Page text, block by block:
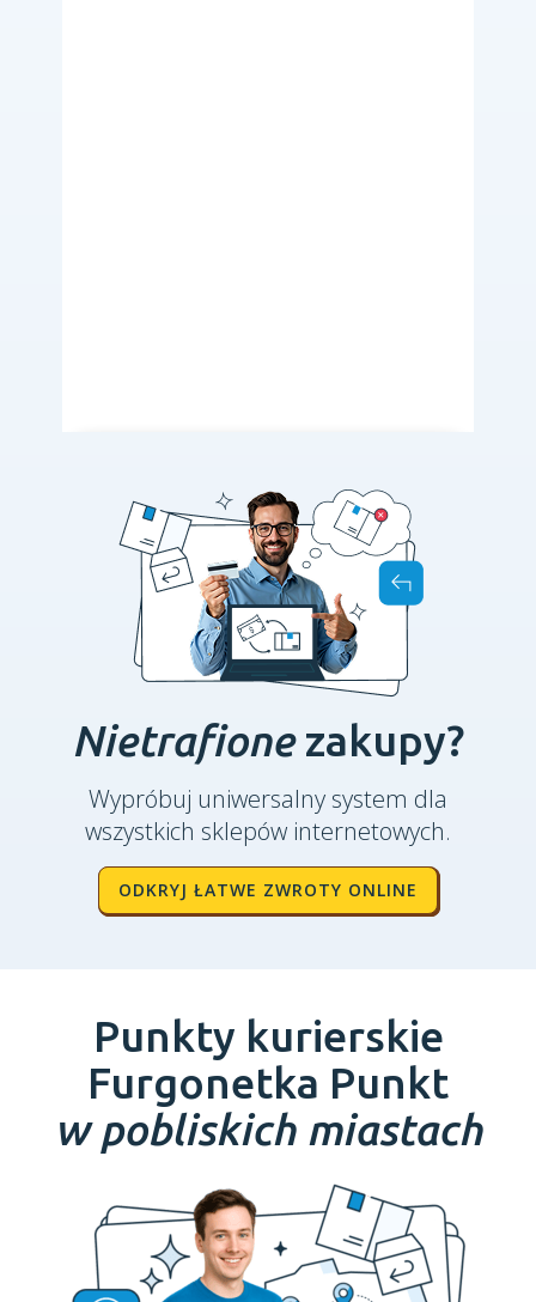
Nietrafionezakupy?
Wypróbuj uniwersalny system dla
wszystkich sklepów internetowych.
ODKRYJ ŁATWE ZWROTY ONLINE
Punkty kurierskie
Furgonetka Punkt
w pobliskich miastach